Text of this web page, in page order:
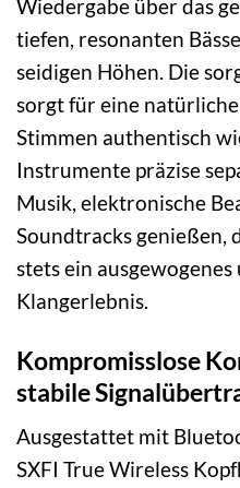
Wiedergabe über das
tiefen, resonanten
seidigen Höhen. Die
sorgt für eine
Stimmen authentisch
Instrumente präzise
Musik, elektronische
Soundtracks genießen,
stets ein
Klangerlebnis.
Kompromisslose
stabile
Ausgestattet mit
SXFI True Wireless